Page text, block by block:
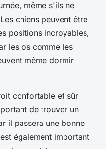
même s'ils ne
chiens peuvent être
positions incroyables,
les os comme les
même dormir
confortable et sûr
de trouver un
il passera une bonne
également important